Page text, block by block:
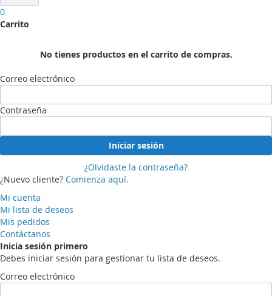
0
Carrito
No tienes productos en el carrito de compras.
Correo electrónico
Contraseña
Iniciar sesión
¿Olvidaste la contraseña?
¿Nuevo cliente? Comienza aquí.
Mi cuenta
Mi lista de deseos
Mis pedidos
Contáctanos
Inicia sesión primero
Debes iniciar sesión para gestionar tu lista de deseos.
Correo electrónico